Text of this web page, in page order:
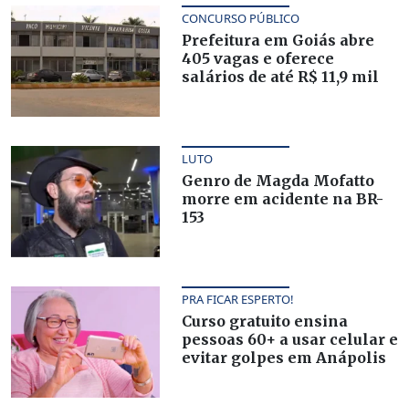
CONCURSO PÚBLICO
Prefeitura em Goiás abre
405 vagas e oferece
salários de até R$ 11,9 mil
LUTO
Genro de Magda Mofatto
morre em acidente na BR-
153
PRA FICAR ESPERTO!
Curso gratuito ensina
pessoas 60+ a usar celular e
evitar golpes em Anápolis